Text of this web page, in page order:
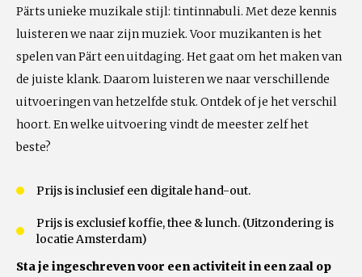
Pärts unieke muzikale stijl: tintinnabuli. Met deze kennis
luisteren we naar zijn muziek. Voor muzikanten is het
spelen van Pärt een uitdaging. Het gaat om het maken van
de juiste klank. Daarom luisteren we naar verschillende
uitvoeringen van hetzelfde stuk. Ontdek of je het verschil
hoort. En welke uitvoering vindt de meester zelf het
beste?
Prijs is inclusief een digitale hand-out.
Prijs is exclusief koffie, thee & lunch. (Uitzondering is
locatie Amsterdam)
Sta je ingeschreven voor een activiteit in een zaal op